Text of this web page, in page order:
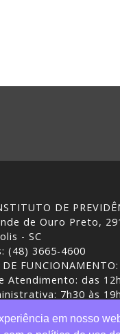
DE
de Ouro Preto,
- SC
(48) 3665-4600
DE FUNCIONAMENTO:
Atendimento: das
7h30 às 19h
em nosso